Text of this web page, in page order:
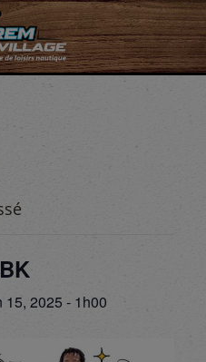
15, 2025 - 1h00